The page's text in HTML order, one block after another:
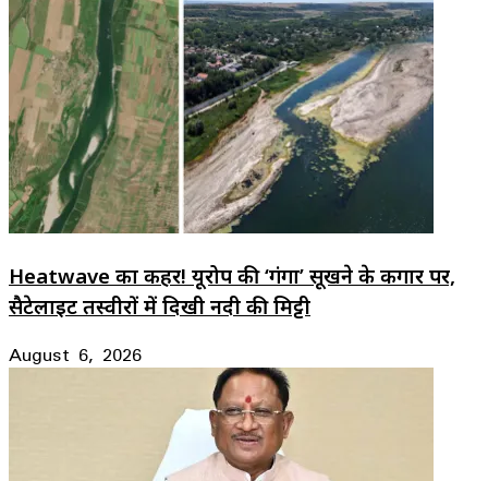
Heatwave का कहर! यूरोप की ‘गंगा’ सूखने के कगार पर,
सैटेलाइट तस्वीरों में दिखी नदी की मिट्टी
August 6, 2026